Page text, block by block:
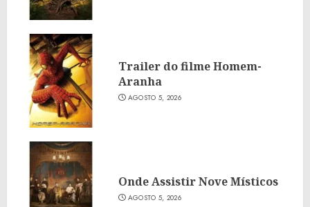
Trailer do filme Homem-
Aranha
AGOSTO 5, 2026
Onde Assistir Nove Místicos
AGOSTO 5, 2026